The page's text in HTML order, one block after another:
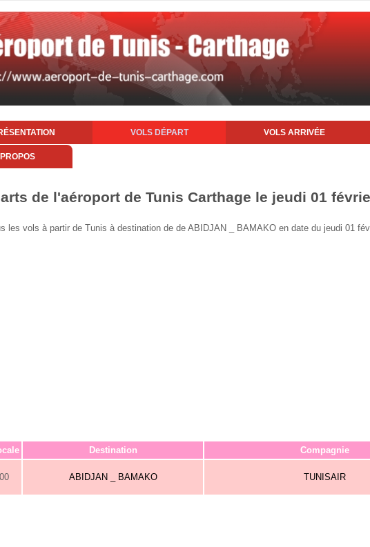
VOLS DÉPART VOLS ARRIVÉE
de l'aéroport de Tunis Carthage le jeudi 01
les vols à partir de Tunis à destination de de ABIDJAN _ BAMAKO en date du jeudi 01
Destination Compagnie
ABIDJAN _ BAMAKO TUNISAIR